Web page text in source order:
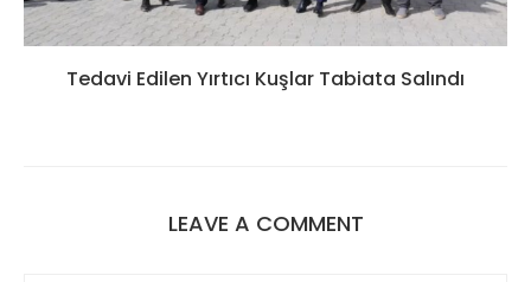
Tedavi Edilen Yırtıcı Kuşlar Tabiata Salındı
LEAVE A COMMENT